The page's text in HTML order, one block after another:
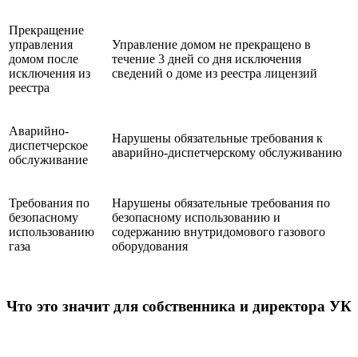
Прекращение
управления
домом после
исключения из
реестра
Управление домом не прекращено в
течение 3 дней со дня исключения
сведений о доме из реестра лицензий
Аварийно-
диспетчерское
обслуживание
Нарушены обязательные требования к
аварийно-диспетчерскому обслуживанию
Требования по
безопасному
использованию
газа
Нарушены обязательные требования по
безопасному использованию и
содержанию внутридомового газового
оборудования
Что это значит для собственника и директора УК